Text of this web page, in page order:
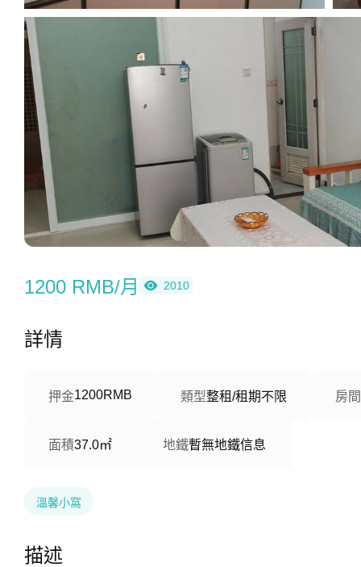
1200 RMB/月 2010
詳情
押金1200RMB 類型整租/租期不限 房間
面積37.0㎡ 地鐵暫無地鐵信息
溫馨小窩
描述